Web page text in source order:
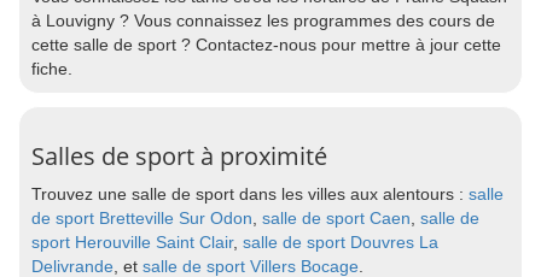
à Louvigny ? Vous connaissez les programmes des cours de
cette salle de sport ? Contactez-nous pour mettre à jour cette
fiche.
Salles de sport à proximité
Trouvez une salle de sport dans les villes aux alentours : salle
de sport Bretteville Sur Odon salle de sport Caen salle de
sport Herouville Saint Clair, salle de sport Douvres La
Delivrande , et salle de sport Villers Bocage